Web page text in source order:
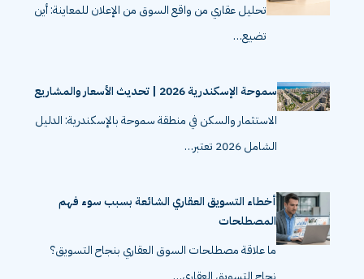
تحليل عقاري من واقع السوق من الإعلان للمعاينة: أين
تضيع…
سموحة الإسكندرية 2026 | تحديث الأسعار والمشاريع
الاستثمار والسكن في منطقة سموحة بالإسكندرية: الدليل
الشامل 2026 تعتبر…
أخطاء التسويق العقاري الشائعة بسبب سوء فهم
المصطلحات
ما علاقة مصطلحات السوق العقاري بنجاح التسويق؟